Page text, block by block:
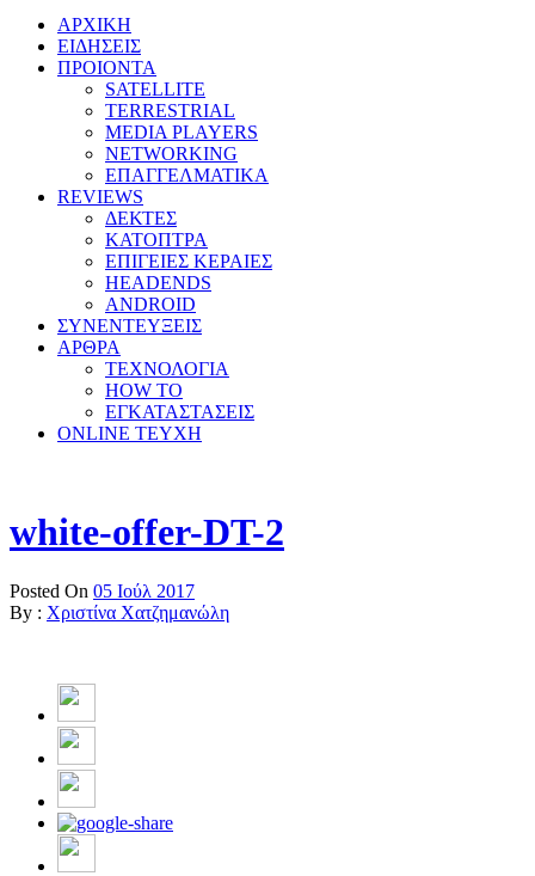
ΑΡΧΙΚΗ
ΕΙΔΗΣΕΙΣ
ΠΡΟΙΟΝΤΑ
SATELLITE
TERRESTRIAL
MEDIA PLAYERS
NETWORKING
ΕΠΑΓΓΕΛΜΑΤΙΚΑ
REVIEWS
ΔΕΚΤΕΣ
ΚΑΤΟΠΤΡΑ
ΕΠΙΓΕΙΕΣ ΚΕΡΑΙΕΣ
HEADENDS
ANDROID
ΣΥΝΕΝΤΕΥΞΕΙΣ
ΑΡΘΡΑ
ΤΕΧΝΟΛΟΓΙΑ
HOW TO
ΕΓΚΑΤΑΣΤΑΣΕΙΣ
ONLINE TEYXH
white-offer-DT-2
Posted On 05 Ιούλ 2017
By : Χριστίνα Χατζημανώλη